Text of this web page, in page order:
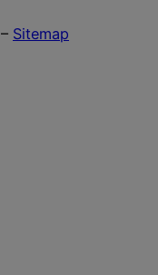
– Sitemap